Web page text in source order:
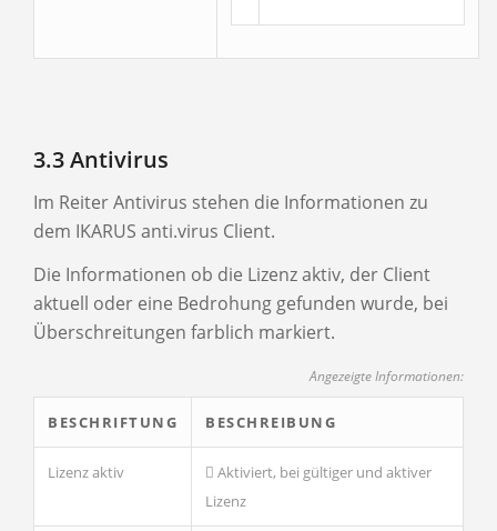
3.3 Antivirus
Im Reiter Antivirus stehen die Informationen zu
dem IKARUS anti.virus Client.
Die Informationen ob die Lizenz aktiv, der Client
aktuell oder eine Bedrohung gefunden wurde, bei
Überschreitungen farblich markiert.
Angezeigte Informationen:
BESCHRIFTUNG BESCHREIBUNG
Lizenz aktiv
Aktiviert, bei gültiger und aktiver
Lizenz